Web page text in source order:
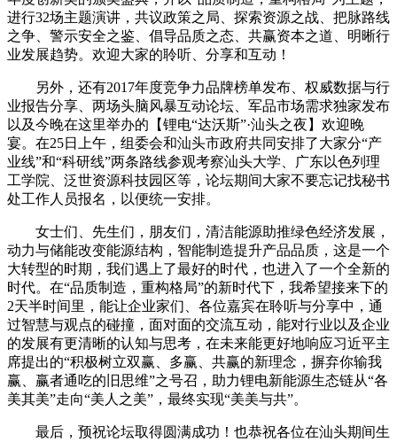
进行32场主题演讲，共议政策之局、探索资源之战、把脉路线
之争、警示安全之鉴、倡导品质之态、共赢资本之道、明晰行
业发展趋势。欢迎大家的聆听、分享和互动！
另外，还有2017年度竞争力品牌榜单发布、权威数据与行
业报告分享、两场头脑风暴互动论坛、军品市场需求独家发布
以及今晚在这里举办的【锂电“达沃斯”·汕头之夜】欢迎晚
宴。在25日上午，组委会和汕头市政府共同安排了大家分“产
业线”和“科研线”两条路线参观考察汕头大学、广东以色列理
工学院、泛世资源科技园区等，论坛期间大家不要忘记找秘书
处工作人员报名，以便统一安排。
女士们、先生们，朋友们，清洁能源助推绿色经济发展，
动力与储能改变能源结构，智能制造提升产品品质，这是一个
大转型的时期，我们遇上了最好的时代，也进入了一个全新的
时代。在“品质制造，重构格局”的新时代下，我希望接来下的
2天半时间里，能让企业家们、各位嘉宾在聆听与分享中，通
过智慧与观点的碰撞，面对面的交流互动，能对行业以及企业
的发展有更清晰的认知与思考，在未来能更好地响应习近平主
席提出的“积极树立双赢、多赢、共赢的新理念，摒弃你输我
赢、赢者通吃的旧思维”之号召，助力锂电新能源生态链从“各
美其美”走向“美人之美”，最终实现“美美与共”。
最后，预祝论坛取得圆满成功！也恭祝各位在汕头期间生